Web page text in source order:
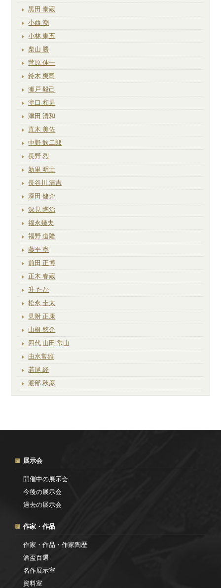
黒田 泰蔵
小西 潮
小林 東五
柴山 勝
菅原 伸一
鈴木 爽司
瀬戸 毅己
滝口 和男
津田 清和
直木 美佐
中野 欽二郎
長野 烈
新里 明士
長谷川 清吉
深田 健介
深見 陶治
福永幾夫
福野 道隆
藤平 寧
前田 正博
正木 春蔵
升 たか
松永 圭太
見附 正康
山根 悠介
四代 山田 常山
由水常雄
若尾 経
渡部 秋彦
展示会
開催中の展示会
今後の展示会
過去の展示会
作家・作品
作家・作品・作家陶歴
酒盃百選
名作展示室
資料室